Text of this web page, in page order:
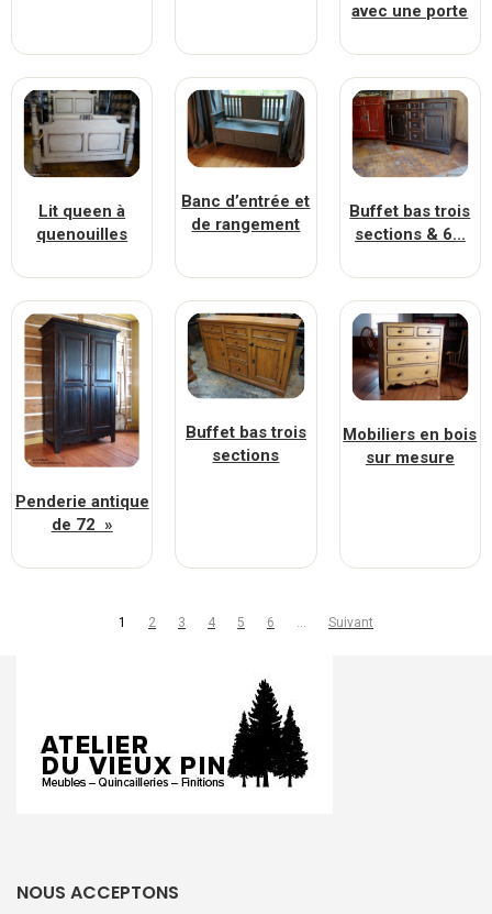
avec une porte
Lit queen à
quenouilles
Banc d’entrée et
de rangement
Buffet bas trois
sections & 6...
Penderie antique
de 72 »
Buffet bas trois
sections
Mobiliers en bois
sur mesure
1 2 3 4 5 6 … Suivant
NOUS ACCEPTONS